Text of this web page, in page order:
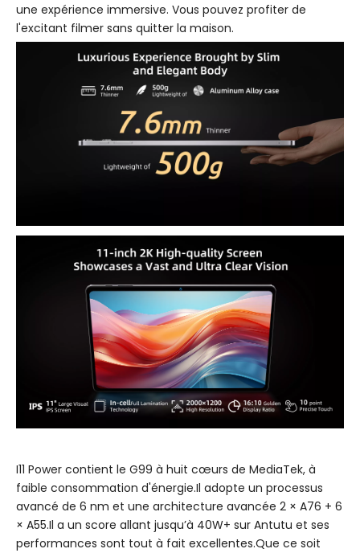
une expérience immersive. Vous pouvez profiter de
l'excitant filmer sans quitter la maison.
I11 Power contient le G99 à huit cœurs de MediaTek, à
faible consommation d'énergie.Il adopte un processus
avancé de 6 nm et une architecture avancée 2 × A76 + 6
× A55.Il a un score allant jusqu’à 40W+ sur Antutu et ses
performances sont tout à fait excellentes.Que ce soit